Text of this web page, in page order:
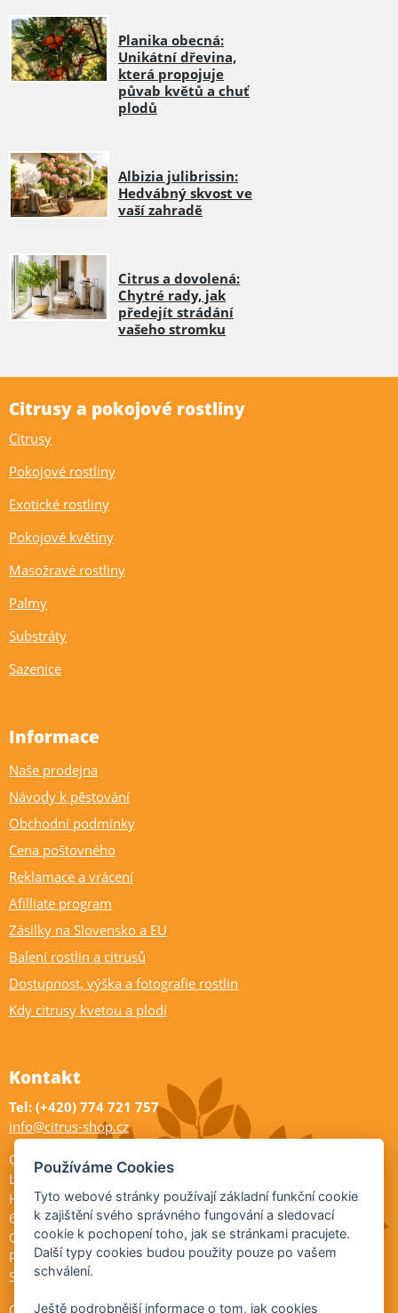
Planika obecná:
Unikátní dřevina,
která propojuje
půvab květů a chuť
plodů
Albizia julibrissin:
Hedvábný skvost ve
vaší zahradě
Citrus a dovolená:
Chytré rady, jak
předejít strádání
vašeho stromku
Citrusy a pokojové rostliny
Citrusy
Pokojové rostliny
Exotické rostliny
Pokojové květiny
Masožravé rostliny
Palmy
Substráty
Sazenice
Informace
Naše prodejna
Návody k pěstování
Obchodní podmínky
Cena poštovného
Reklamace a vrácení
Afilliate program
Zásilky na Slovensko a EU
Balení rostlin a citrusů
Dostupnost, výška a fotografie rostlin
Kdy citrusy kvetou a plodí
Kontakt
Tel: (+420) 774 721 757
info@citrus-shop.cz
Citrus shop zahradnictví
Legionářů 2
Hodonín
695 01
Otevřeno:
Po-Pá 9-17
So 9-11:30
Používáme Cookies
Tyto webové stránky používají základní funkční cookie
k zajištění svého správného fungování a sledovací
cookie k pochopení toho, jak se stránkami pracujete.
Další typy cookies budou použity pouze po vašem
schválení.
Ještě podrobnější informace o tom, jak cookies